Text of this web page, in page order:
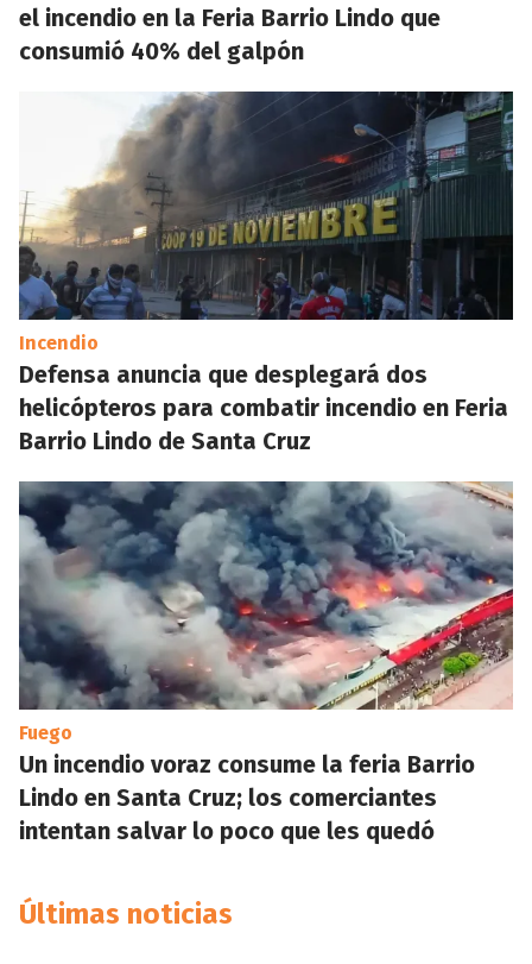
el incendio en la Feria Barrio Lindo que
consumió 40% del galpón
Incendio
Defensa anuncia que desplegará dos
helicópteros para combatir incendio en Feria
Barrio Lindo de Santa Cruz
Fuego
Un incendio voraz consume la feria Barrio
Lindo en Santa Cruz; los comerciantes
intentan salvar lo poco que les quedó
Últimas noticias